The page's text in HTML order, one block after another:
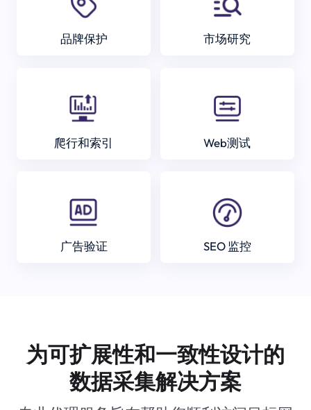
品牌保护 市场研究
爬行和索引 Web测试
广告验证 SEO 监控
为可扩展性和一致性设计的
数据采集解决方案